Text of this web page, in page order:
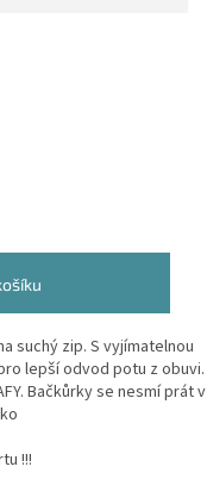
suchý zip. S vyjímatelnou
lepší odvod potu z obuvi.
Bačkůrky se nesmí prát v
!!!